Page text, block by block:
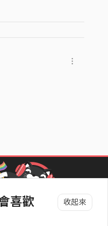
喜歡 收起來
Awards 街聲音樂獎